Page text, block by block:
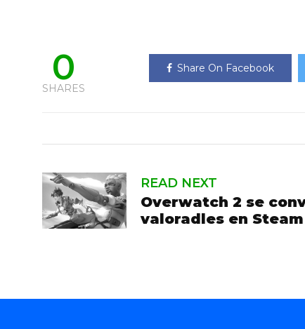
0
SHARES
Share On Facebook
READ NEXT
Overwatch 2 se
valoradles en